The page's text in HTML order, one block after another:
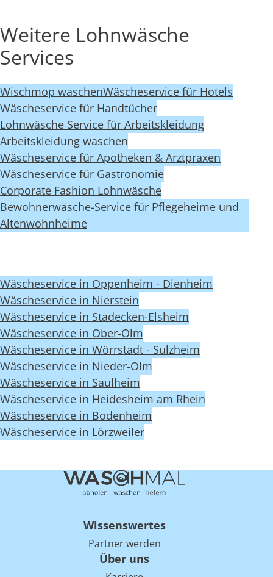
Weitere Lohnwäsche
Services
Wischmop waschenWäscheservice für Hotels
Wäscheservice für Handtücher
Lohnwäsche Service für Arbeitskleidung
Arbeitskleidung waschen
Wäscheservice für Apotheken & Arztpraxen
Wäscheservice für Gastronomie
Corporate Fashion Lohnwäsche
Bewohnerwäsche-Service für Pflegeheime und
Altenwohnheime
Wäscheservice in Oppenheim - Dienheim
Wäscheservice in Nierstein
Wäscheservice in Stadecken-Elsheim
Wäscheservice in Ober-Olm
Wäscheservice in Wörrstadt - Sulzheim
Wäscheservice in Nieder-Olm
Wäscheservice in Saulheim
Wäscheservice in Heidesheim am Rhein
Wäscheservice in Bodenheim
Wäscheservice in Lörzweiler
Wissenswertes
Partner werden
Über uns